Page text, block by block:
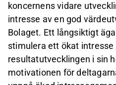
koncernens vidare
intresse av en god
Bolaget. Ett långsiktigt
stimulera ett ökat
resultatutvecklingen i sin
motivationen för